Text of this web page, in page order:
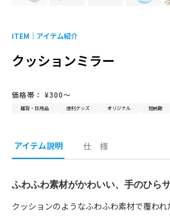
ITEM｜ アイテム紹介
クッションミラー
価格帯： ¥300〜
雑貨・日用品 便利グッズ オリジナル 短納期
アイテム説明 仕 様
ふわふわ素材がかわいい、手のひら
クッションのようなふわふわ素材で覆わ